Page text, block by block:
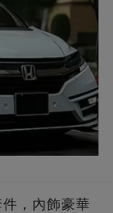
件，內飾豪華